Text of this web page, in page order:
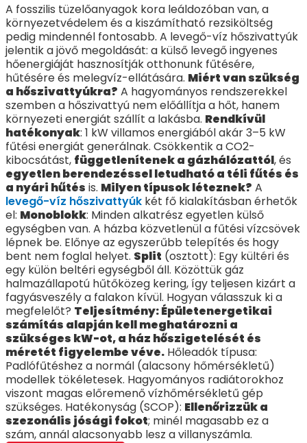
A fosszilis tüzelőanyagok kora leáldozóban van, a
környezetvédelem és a kiszámítható rezsiköltség
pedig mindennél fontosabb. A levegő-víz hőszivattyúk
jelentik a jövő megoldását: a külső levegő ingyenes
hőenergiáját hasznosítják otthonunk fűtésére,
hűtésére és melegvíz-ellátására. Miért van szükség
a hőszivattyúkra? A hagyományos rendszerekkel
szemben a hőszivattyú nem előállítja a hőt, hanem
környezeti energiát szállít a lakásba. Rendkívül
hatékonyak: 1 kW villamos energiából akár 3–5 kW
fűtési energiát generálnak. Csökkentik a CO2-
kibocsátást, függetlenítenek a gázhálózattól, és
egyetlen berendezéssel letudható a téli fűtés és
a nyári hűtés is. Milyen típusok léteznek? A
levegő-víz hőszivattyúk két fő kialakításban érhetők
el: Monoblokk: Minden alkatrész egyetlen külső
egységben van. A házba közvetlenül a fűtési vízcsövek
lépnek be. Előnye az egyszerűbb telepítés és hogy
bent nem foglal helyet. Split (osztott): Egy kültéri és
egy külön beltéri egységből áll. Közöttük gáz
halmazállapotú hűtőközeg kering, így teljesen kizárt a
fagyásveszély a falakon kívül. Hogyan válasszuk ki a
megfelelőt? Teljesítmény: Épületenergetikai
számítás alapján kell meghatározni a
szükséges kW-ot, a ház hőszigetelését és
méretét figyelembe véve. Hőleadók típusa:
Padlófűtéshez a normál (alacsony hőmérsékletű)
modellek tökéletesek. Hagyományos radiátorokhoz
viszont magas előremenő vízhőmérsékletű gép
szükséges. Hatékonyság (SCOP): Ellenőrizzük a
szezonális jósági fokot; minél magasabb ez a
szám, annál alacsonyabb lesz a villanyszámla.